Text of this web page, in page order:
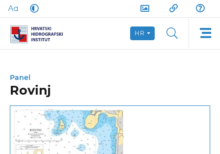
HR
Panel
Rovinj